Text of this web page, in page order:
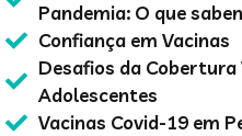
Pandemia: O que
Confiança em Vacinas
Desafios da Cobertura
Adolescentes
Vacinas Covid-19 em